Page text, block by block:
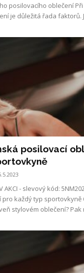
posilovacího oblečení
je důležitá řada faktorů.
posilovací
V AKCI - slevový kód:
každý typ sportovkyně
stylovém oblečení? Pak